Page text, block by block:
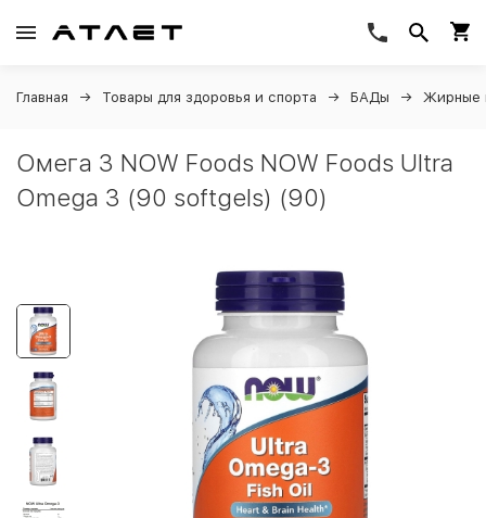
Главная Товары для здоровья и спорта БАДы Жирные
Омега 3 NOW Foods NOW Foods Ultra
Omega 3 (90 softgels) (90)